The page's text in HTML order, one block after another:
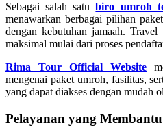
Sebagai salah satubiro umroh
menawarkan berbagai pilihan
dengan kebutuhan jamaah.
maksimal mulai dari proses
Rima Tour Official Website
mengenai paket umroh, fasilitas,
yang dapat diakses dengan mudah
Pelayanan yang